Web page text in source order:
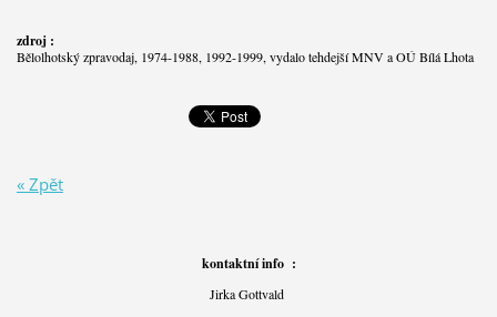
zdroj :
Bělolhotský zpravodaj, 1974-1988, 1992-1999, vydalo tehdejší MNV a OÚ Bílá Lhota
« Zpět
kontaktní info :
Jirka Gottvald